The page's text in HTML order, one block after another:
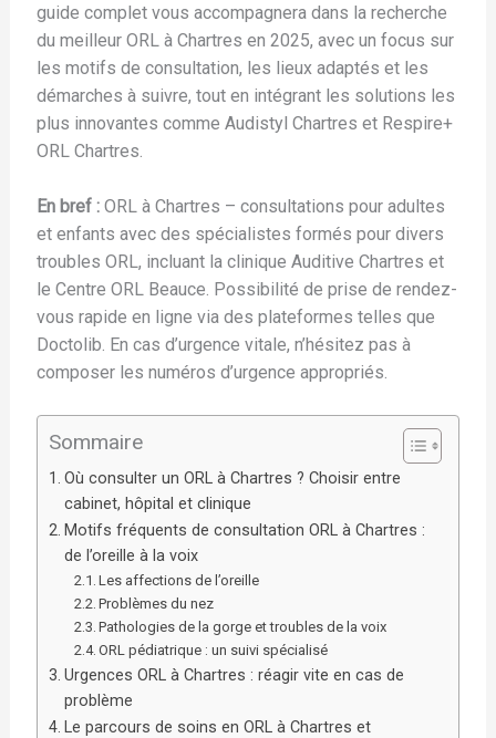
guide complet vous accompagnera dans la recherche
du meilleur ORL à Chartres en 2025, avec un focus sur
les motifs de consultation, les lieux adaptés et les
démarches à suivre, tout en intégrant les solutions les
plus innovantes comme Audistyl Chartres et Respire+
ORL Chartres.
En bref :ORL à Chartres – consultations pour adultes
et enfants avec des spécialistes formés pour divers
troubles ORL, incluant la clinique Auditive Chartres et
le Centre ORL Beauce. Possibilité de prise de rendez-
vous rapide en ligne via des plateformes telles que
Doctolib. En cas d’urgence vitale, n’hésitez pas à
composer les numéros d’urgence appropriés.
Sommaire
Où consulter un ORL à Chartres ? Choisir entre
cabinet, hôpital et clinique
Motifs fréquents de consultation ORL à Chartres :
de l’oreille à la voix
Les affections de l’oreille
Problèmes du nez
Pathologies de la gorge et troubles de la voix
ORL pédiatrique : un suivi spécialisé
Urgences ORL à Chartres : réagir vite en cas de
problème
Le parcours de soins en ORL à Chartres et